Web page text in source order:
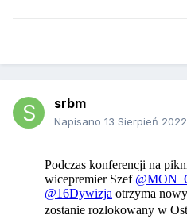
srbm
Napisano 13 Sierpień 2022